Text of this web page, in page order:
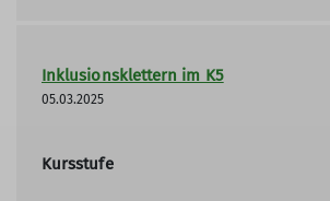
Inklusionsklettern im K5
05.03.2025
Kursstufe